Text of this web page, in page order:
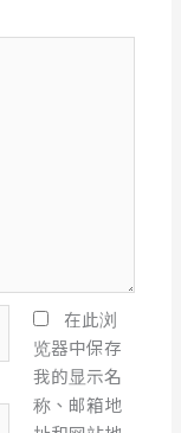
在此浏
览器中保存
我的显示名
称、邮箱地